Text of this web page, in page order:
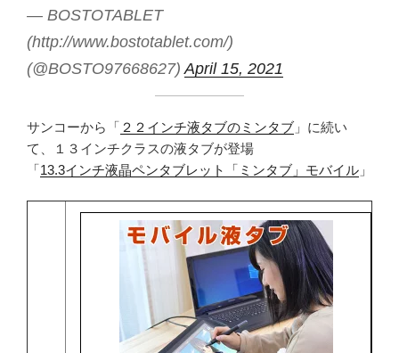
— BOSTOTABLET
(http://www.bostotablet.com/)
(@BOSTO97668627)April 15, 2021
サンコーから「 ２２インチ液タブのミンタブ 」に続い
て、１３インチクラスの液タブが登場
「13.3インチ液晶ペンタブレット「ミンタブ」モバイル 」